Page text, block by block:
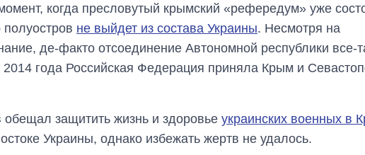
когда пресловутый крымский «рефередум» уже
полуостров не выйдет из состава Украины. Несмотря на
де-факто отсоединение Автономной республики все-
года Российская Федерация приняла Крым и
обещал защитить жизнь и здоровье украинских военных в
Украины, однако избежать жертв не удалось.